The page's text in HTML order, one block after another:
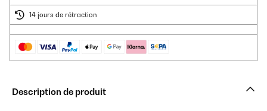
14 jours de rétraction
Description de produit